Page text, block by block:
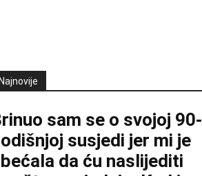
Najnovije
sam se o svojoj 90-
susjedi jer mi je
da ću naslijediti